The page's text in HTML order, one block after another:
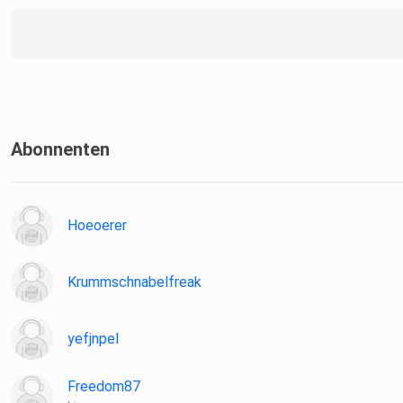
Abonnenten
Hoeoerer
Krummschnabelfreak
yefjnpel
Freedom87